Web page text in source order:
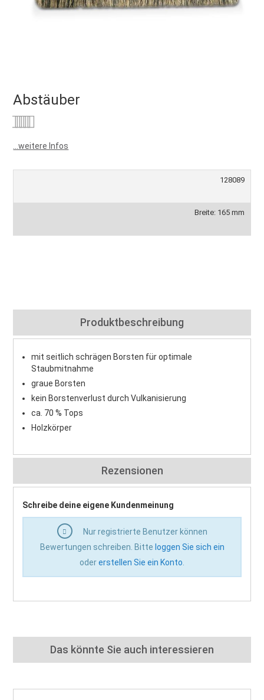
Abstäuber
Bewertung:
...weitere Infos
128089
Breite: 165 mm
Produktbeschreibung
mit seitlich schrägen Borsten für optimale
Staubmitnahme
graue Borsten
kein Borstenverlust durch Vulkanisierung
ca. 70 % Tops
Holzkörper
Rezensionen
Schreibe deine eigene Kundenmeinung
Nur registrierte Benutzer können
Bewertungen schreiben. Bitte loggen Sie sich ein
odererstellen Sie ein Konto
Das könnte Sie auch interessieren